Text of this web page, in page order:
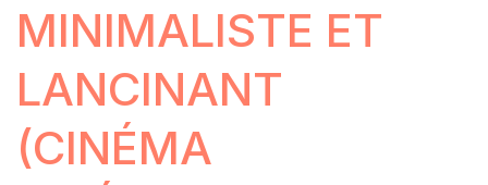
MINIMALISTE ET
LANCINANT
(CINÉMA